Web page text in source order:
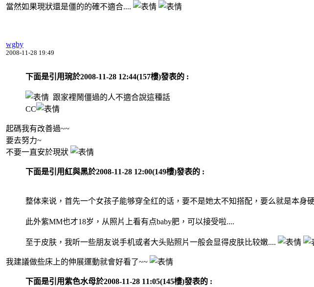
當然如果現狀還是僵的的確不適合....
wgby
2008-11-28 19:49
下面是引用琬於2008-11-28 12:44(157樓)發表的 :
跟家裡鬧僵過的人不適合說這種話
CC
起碼我有改善過~~
要去努力~
不要一直安於現狀
下面是引用紅與黑於2008-11-28 12:00(149樓)發表的 :
整体来说，首先一个女孩子能够穿全红的话，要不是她太不知搭配，要么就是本身
此外紫MM也才18岁，从照片上看有点baby肥，可以接受啦....
至于皮肤，我听一些朋友说手机或者大头贴照片一般会显得皮肤比较嫩....
我建議做些床上的伸展運動就會好看了~~
下面是引用紫色水母於2008-11-28 11:05(145樓)發表的 :